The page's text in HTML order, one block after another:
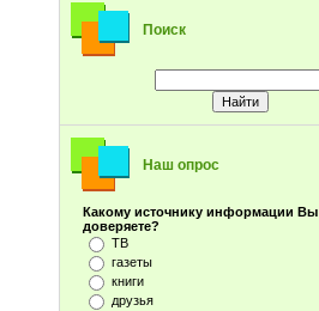
Поиск
Наш опрос
Какому источнику информации Вы
доверяете?
ТВ
газеты
книги
друзья